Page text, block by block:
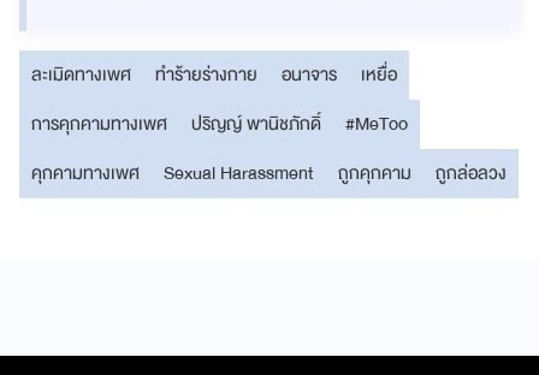
ละเมิดทางเพศ ทำร้ายร่างกาย อนาจาร
เหยื่อ
การคุกคามทางเพศ
ปริญญ์ พานิชภักดิ์
#MeToo
คุกคามทางเพศ
Sexual Harassment ถูกคุกคาม ถูกล่อลวง